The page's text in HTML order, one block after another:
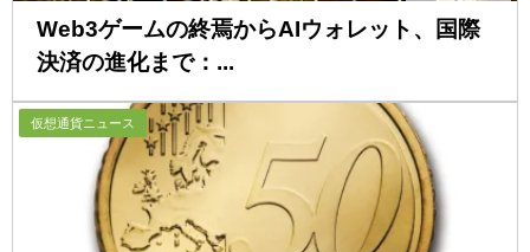
Web3ゲームの終焉からAIウォレット、国際
決済の進化まで：...
仮想通貨ニュース